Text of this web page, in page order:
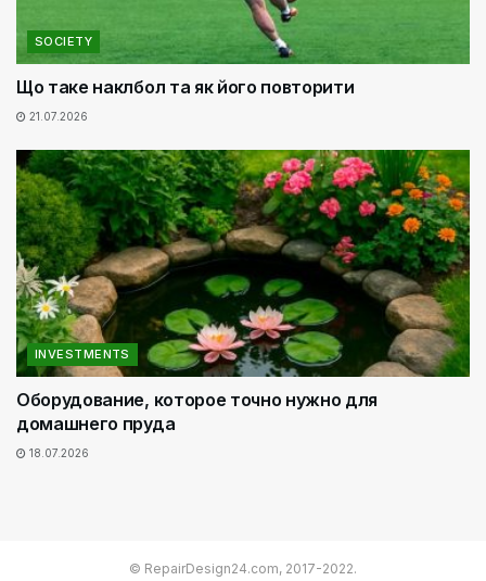
SOCIETY
Що таке наклбол та як його повторити
21.07.2026
INVESTMENTS
Оборудование, которое точно нужно для
домашнего пруда
18.07.2026
© RepairDesign24.com, 2017-2022.